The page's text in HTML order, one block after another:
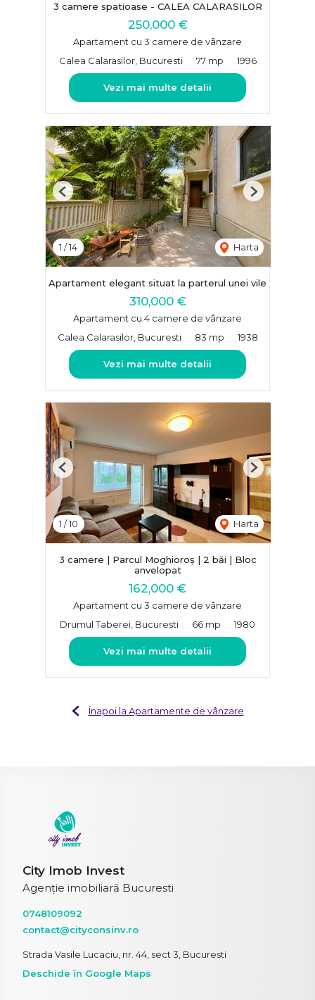
3 camere spatioase - CALEA CALARASILOR
250,000 €
Apartament cu 3 camere de vânzare
Calea Calarasilor, Bucuresti
77 mp 1996
Vezi mai multe detalii
1 /14 Harta
Previous Next
Apartament elegant situat la parterul unei vile
310,000 €
Apartament cu 4 camere de vânzare
Calea Calarasilor, Bucuresti
83 mp 1938
Vezi mai multe detalii
1 /10 Harta
Previous Next
3 camere | Parcul Moghioroș | 2 băi | Bloc
anvelopat
162,000 €
Apartament cu 3 camere de vânzare
Drumul Taberei, Bucuresti
66 mp 1980
Vezi mai multe detalii
Înapoi la Apartamente de vânzare
City Imob Invest
Agenție imobiliară Bucuresti
0748109092
contact@cityconsinv.ro
Strada Vasile Lucaciu, nr. 44, sect 3, Bucuresti
Deschide în Google Maps